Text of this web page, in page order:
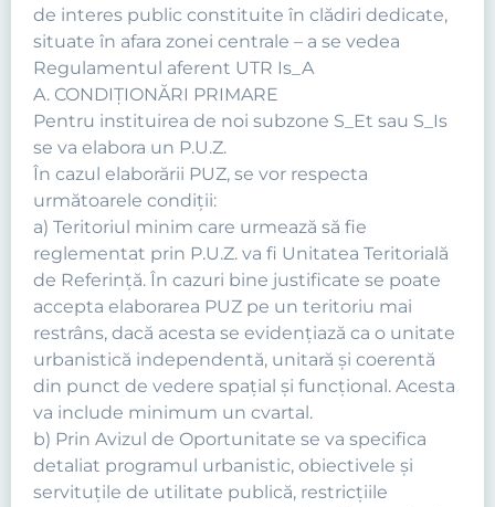
de interes public constituite în clădiri dedicate,
situate în afara zonei centrale – a se vedea
Regulamentul aferent UTR Is_A
A. CONDIŢIONĂRI PRIMARE
Pentru instituirea de noi subzone S_Et sau S_Is
se va elabora un P.U.Z.
În cazul elaborării PUZ, se vor respecta
următoarele condiţii:
a) Teritoriul minim care urmează să fie
reglementat prin P.U.Z. va fi Unitatea Teritorială
de Referinţă. În cazuri bine justificate se poate
accepta elaborarea PUZ pe un teritoriu mai
restrâns, dacă acesta se evidenţiază ca o unitate
urbanistică independentă, unitară şi coerentă
din punct de vedere spaţial şi funcţional. Acesta
va include minimum un cvartal.
b) Prin Avizul de Oportunitate se va specifica
detaliat programul urbanistic, obiectivele şi
servituţile de utilitate publică, restricţiile